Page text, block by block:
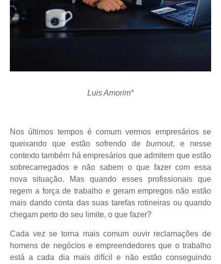
Luis Amorim*
Nos últimos tempos é comum vermos empresários se
queixando que estão sofrendo de burnout, e nesse
contexto também há empresários que admitem que estão
sobrecarregados e não sabem o que fazer com essa
nova situação. Mas quando esses profissionais que
regem a força de trabalho e geram empregos não estão
mais dando conta das suas tarefas rotineiras ou quando
chegam perto do seu limite, o que fazer?
Cada vez se torna mais comum ouvir reclamações de
homens de negócios e empreendedores que o trabalho
está a cada dia mais difícil e não estão conseguindo